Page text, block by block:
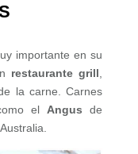
importante en su
restaurante grill
la carne. Carnes
el Angus de